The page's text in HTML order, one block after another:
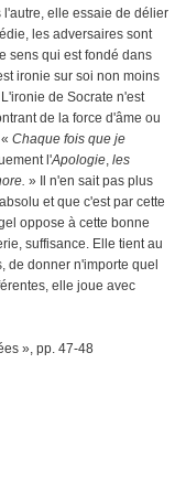
elle essaie de délier
les adversaires sont
sens qui est fondé dans
ironie sur soi non moins
de Socrate n'est
de la force d'âme ou
Chaque fois que je
l'Apologie, les
» Il n'en sait pas plus
et que c'est par cette
oppose à cette bonne
suffisance. Elle tient au
de donner n'importe quel
elle joue avec
», pp. 47-48